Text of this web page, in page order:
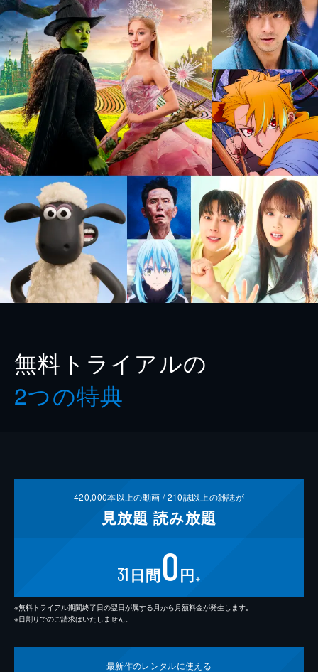
無料トライアルの
2つの特典
420,000本以上の動画 /210誌以上の雑誌が
見放題 読み放題
31 日間0円 ※
※無料トライアル期間終了日の翌日が属する月から月額料金が発生します。
※日割りでのご請求はいたしません。
最新作のレンタルに使える